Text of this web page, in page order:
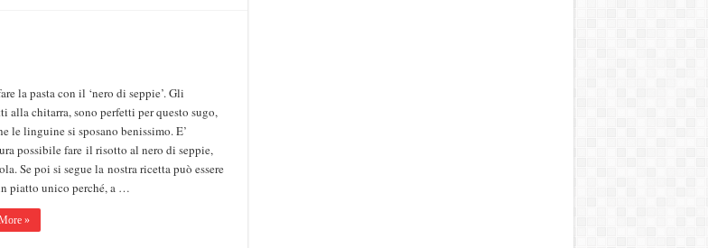
la pasta con il ‘nero di seppie’. Gli
alla chitarra, sono perfetti per questo sugo,
le linguine si sposano benissimo. E’
possibile fare il risotto al nero di seppie,
Se poi si segue la nostra ricetta può essere
piatto unico perché, a …
»